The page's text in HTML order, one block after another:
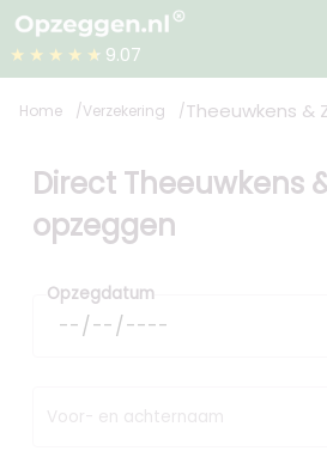
★★★★★ 9.07
Home Verzekering Theeuwkens &
Direct Theeuwkens
opzeggen
Opzegdatum
Voor- en achternaam